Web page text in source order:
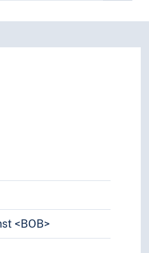
<BOB>